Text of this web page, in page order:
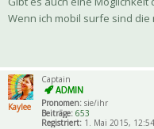
Wenn ich mobil surfe sind die
Kaylee
Captain
Pronomen: sie/ihr
Beiträge: 653
Registriert: 1. Mai 2015, 12:54